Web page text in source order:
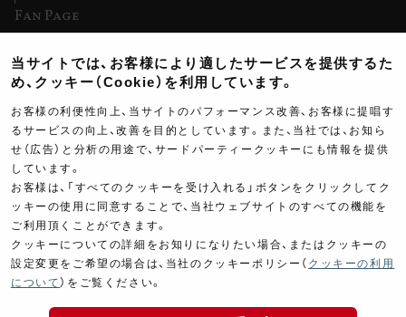
Fan Page
ヨシムラTV
イベント情報
イベントスケジュール
ツーリングブレイクタイム
製品ポスター
当サイトでは、お客様により適したサービスを提供するた
め、クッキー（Cookie）を利用しています。
お客様の利便性向上、当サイトのパフォーマンス改善、お客様に提唱す
るサービスの向上、改善を目的としています。また、当社では、お知ら
せ（広告）と分析の用途で、サードパーティークッキーにも情報を提供
しています。
お客様は、「すべてのクッキーを受け入れる」ボタンをクリックしてク
ッキーの使用に同意することで、当社ウェブサイトのすべての機能を
ご利用頂くことができます。
クッキーについての詳細をお知りになりたい場合、またはクッキーの
設定変更をご希望の場合は、当社のクッキーポリシー（ クッキーの利用
について ）をご覧ください。